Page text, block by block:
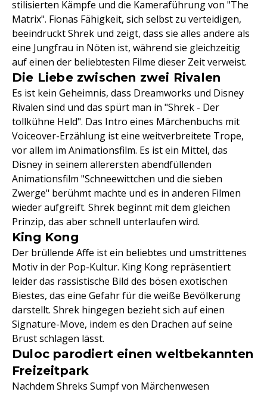
stilisierten Kämpfe und die Kameraführung von "The
Matrix". Fionas Fähigkeit, sich selbst zu verteidigen,
beeindruckt Shrek und zeigt, dass sie alles andere als
eine Jungfrau in Nöten ist, während sie gleichzeitig
auf einen der beliebtesten Filme dieser Zeit verweist.
Die Liebe zwischen zwei Rivalen
Es ist kein Geheimnis, dass Dreamworks und Disney
Rivalen sind und das spürt man in "Shrek - Der
tollkühne Held". Das Intro eines Märchenbuchs mit
Voiceover-Erzählung ist eine weitverbreitete Trope,
vor allem im Animationsfilm. Es ist ein Mittel, das
Disney in seinem allerersten abendfüllenden
Animationsfilm "Schneewittchen und die sieben
Zwerge" berühmt machte und es in anderen Filmen
wieder aufgreift. Shrek beginnt mit dem gleichen
Prinzip, das aber schnell unterlaufen wird.
King Kong
Der brüllende Affe ist ein beliebtes und umstrittenes
Motiv in der Pop-Kultur. King Kong repräsentiert
leider das rassistische Bild des bösen exotischen
Biestes, das eine Gefahr für die weiße Bevölkerung
darstellt. Shrek hingegen bezieht sich auf einen
Signature-Move, indem es den Drachen auf seine
Brust schlagen lässt.
Duloc parodiert einen weltbekannten
Freizeitpark
Nachdem Shreks Sumpf von Märchenwesen